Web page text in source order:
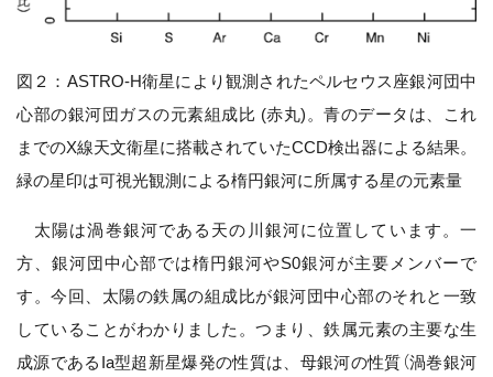
図２：ASTRO-H衛星により観測されたペルセウス座銀河団中
心部の銀河団ガスの元素組成比 (赤丸)。青のデータは、これ
までのX線天文衛星に搭載されていたCCD検出器による結果。
緑の星印は可視光観測による楕円銀河に所属する星の元素量
太陽は渦巻銀河である天の川銀河に位置しています。一
方、銀河団中心部では楕円銀河やS0銀河が主要メンバーで
す。今回、太陽の鉄属の組成比が銀河団中心部のそれと一致
していることがわかりました。つまり、鉄属元素の主要な生
成源であるIa型超新星爆発の性質は、母銀河の性質（渦巻銀河